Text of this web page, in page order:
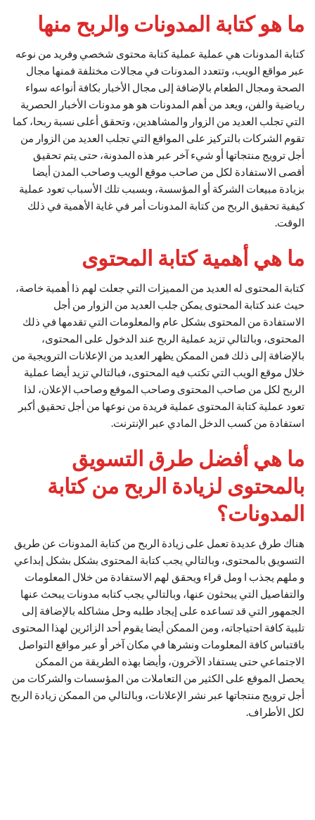
ما هو كتابة المدونات والربح منها
كتابة المدونات هي عملية عملية كتابة محتوى شخصي وفريد من نوعه
عبر مواقع الويب، وتتعدد المدونات في مجالات مختلفة فمنها مجال
الصحة ومجال الطعام بالإضافة إلى مجال الأخبار بكافة أنواعه سواء
رياضية والفن، ويعد من أهم المدونات هو هو مدونات الأخبار الحصرية
التي تجلب العديد من الزوار والمشاهدين، وتحقق أعلى نسبة ربحا، كما
تقوم الشركات بالتركيز على المواقع التي تجلب العديد من الزوار من
أجل ترويج منتجاتها أو شيء آخر عبر هذه المدونة، حتى يتم تحقيق
أقصى الاستفادة لكل من صاحب موقع الويب وصاحب المدن أيضا
بزيادة مبيعات الشركة أو المؤسسة، وبسبب تلك الأسباب تعود عملية
كيفية تحقيق الربح من كتابة المدونات أمر في غاية الأهمية في ذلك
الوقت.
ما هي أهمية كتابة المحتوى
كتابة المحتوى له العديد من المميزات التي جعلت لهم ذا أهمية خاصة،
حيث عند كتابة المحتوى يمكن جلب العديد من الزوار من أجل
الاستفادة من المحتوى بشكل عام والمعلومات التي تقدمها في ذلك
المحتوى، وبالتالي تزيد عملية الربح عند الدخول على المحتوى،
بالإضافة إلى ذلك فمن الممكن يظهر العديد من الإعلانات الترويجية من
خلال موقع الويب التي تكتب فيه المحتوى، فبالتالي تزيد أيضا عملية
الربح لكل من صاحب المحتوى وصاحب الموقع وصاحب الإعلان، لذا
تعود عملية كتابة المحتوى عملية فريدة من نوعها من أجل تحقيق أكبر
استفادة من كسب الدخل المادي عبر الإنترنت.
ما هي أفضل طرق التسويق
بالمحتوى لزيادة الربح من كتابة
المدونات؟
هناك طرق عديدة تعمل على زيادة الربح من كتابة المدونات عن طريق
التسويق بالمحتوى، وبالتالي يجب كتابة المحتوى بشكل بشكل إبداعي
و ملهم يجذب ا ومل قراء ويحقق لهم الاستفادة من خلال المعلومات
والتفاصيل التي يبحثون عنها، وبالتالي يجب كتابه مدونات يبحث عنها
الجمهور التي قد تساعده على إيجاد طلبه وحل مشاكله بالإضافة إلى
تلبية كافة احتياجاته، ومن الممكن أيضا يقوم أحد الزائرين لهذا المحتوى
باقتباس كافة المعلومات ونشرها في مكان آخر أو عبر مواقع التواصل
الاجتماعي حتى يستفاد الآخرون، وأيضا بهذه الطريقة من الممكن
يحصل الموقع على الكثير من التعاملات من المؤسسات والشركات من
أجل ترويج منتجاتها عبر نشر الإعلانات، وبالتالي من الممكن زيادة الربح
لكل الأطراف.